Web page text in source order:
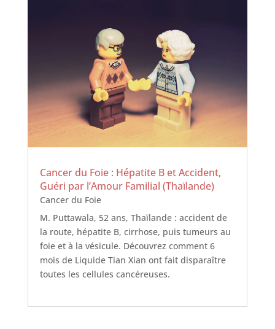
Cancer du Foie : Hépatite B et Accident,
Guéri par l’Amour Familial (Thaïlande)
Cancer du Foie
M. Puttawala, 52 ans, Thaïlande : accident de
la route, hépatite B, cirrhose, puis tumeurs au
foie et à la vésicule. Découvrez comment 6
mois de Liquide Tian Xian ont fait disparaître
toutes les cellules cancéreuses.